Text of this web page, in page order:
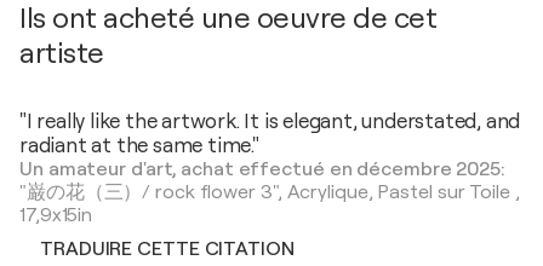
Ils ont acheté une oeuvre de cet
artiste
"I really like the artwork. It is elegant, understated, and
radiant at the same time."
Un amateur d'art, achat effectué en décembre 2025:
"巌の花（三）/ rock flower 3", Acrylique, Pastel sur Toile,
17,9x15in
TRADUIRE CETTE CITATION